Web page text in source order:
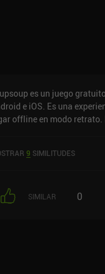
es un juego
e iOS. Es una
offline en modo
Play y de 4,6 sobre
9 SIMILITUDES
SIMILAR 0